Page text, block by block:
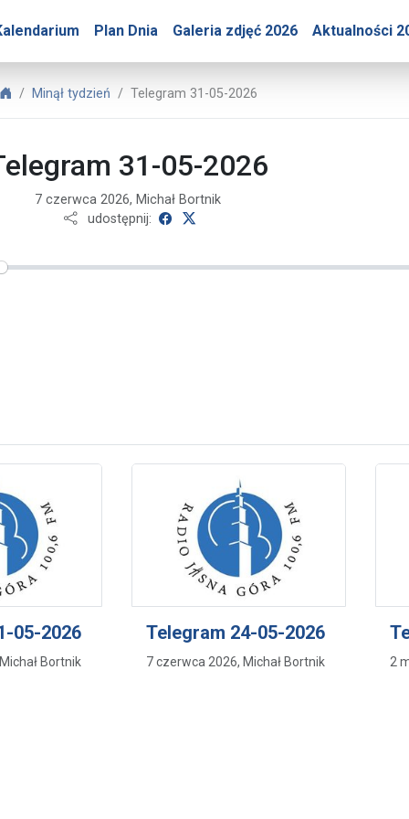
Plan Dnia Galeria zdjęć 2026 Aktualności
31-05-2026
Biuro Prasowe Jasnej Góry
Minął tydzień Telegram 31-05-2026
31-05-2026
7 czerwca 2026, Michał Bortnik
udostępnij:
udostępnij na Facebooku
05-2026
Bortnik
Telegram 24-05-2026
7 czerwca 2026, Michał Bortnik 2